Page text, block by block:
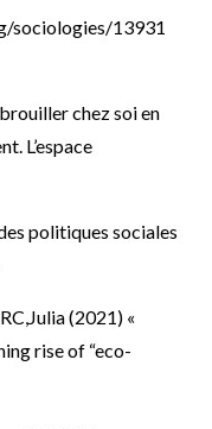
sociologies/13931
chez soi en
L’espace
politiques sociales
(2021) «
rise of “eco-